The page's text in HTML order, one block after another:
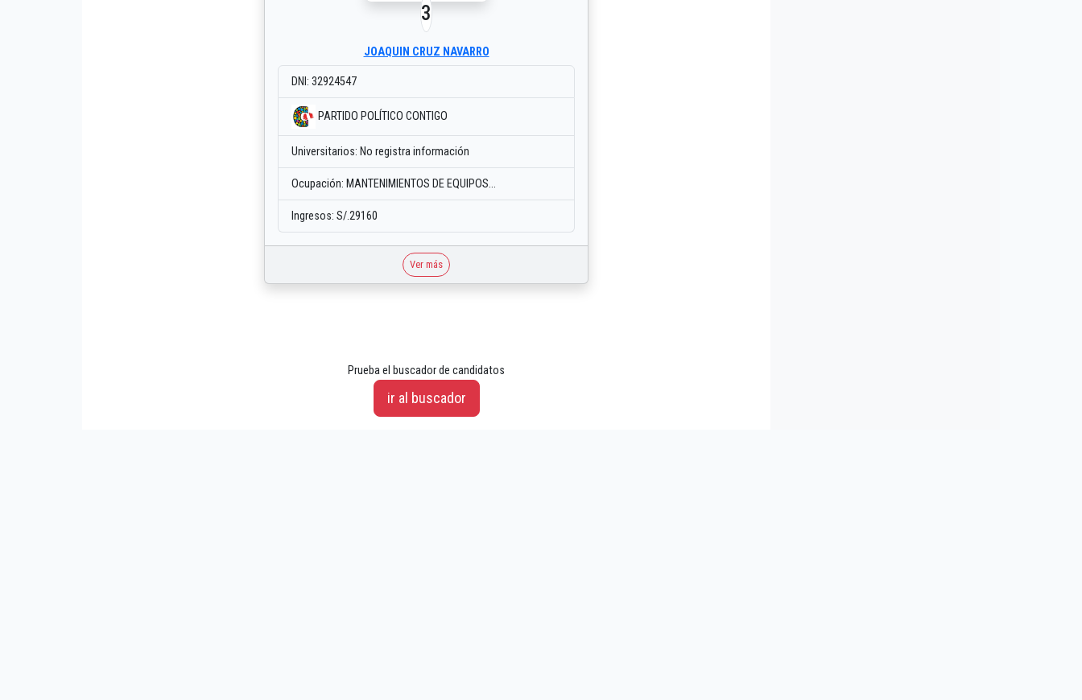
3
JOAQUIN CRUZ NAVARRO
DNI: 32924547
PARTIDO POLÍTICO CONTIGO
Universitarios: No registra información
Ocupación: MANTENIMIENTOS DE EQUIPOS...
Ingresos: S/.29160
Ver más
Prueba el buscador de candidatos
ir al buscador